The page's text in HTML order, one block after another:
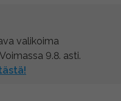
valikoima
9.8. asti.